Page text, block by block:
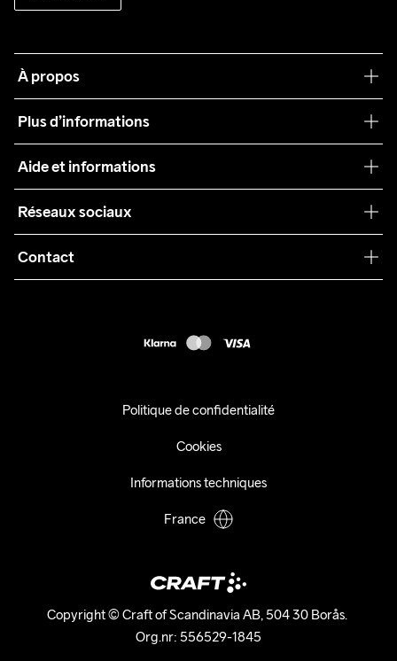
À propos
Plus d’informations
Teamwear
Durabilité
Collaborations
Aide et informations
Conditions générales
Retours
Réseaux sociaux
Contact
Copyright © Craft of Scandinavia AB, 504 30 Borås.
Org.nr: 556529-1845
Politique de confidentialité
Cookies
Informations techniques
France